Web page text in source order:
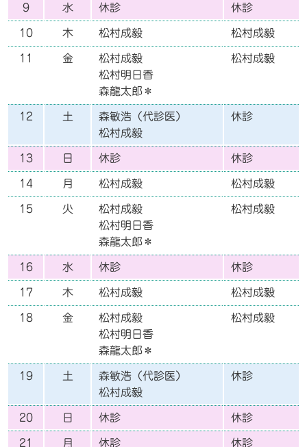
9 水 休診 休診
10 木 松村成毅 松村成毅
11 金
松村成毅
松村明日香
森龍太郎＊
松村成毅
12 土
森敏浩（代診医）
松村成毅
休診
13 日 休診 休診
14 月 松村成毅 松村成毅
15 火
松村成毅
松村明日香
森龍太郎＊
松村成毅
16 水 休診 休診
17 木 松村成毅 松村成毅
18 金
松村成毅
松村明日香
森龍太郎＊
松村成毅
19 土
森敏浩（代診医）
松村成毅
休診
20 日 休診 休診
21 月 休診 休診